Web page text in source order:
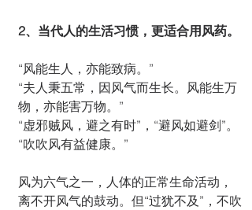
2、当代人的生活习惯，更适合用风药。
“风能生人，亦能致病。”
“夫人秉五常，因风气而生长。风能生万
物，亦能害万物。”
“虚邪贼风，避之有时”，“避风如避剑”。
“吹吹风有益健康。”
风为六气之一，人体的正常生命活动，
离不开风气的鼓动。但“过犹不及”，不吹